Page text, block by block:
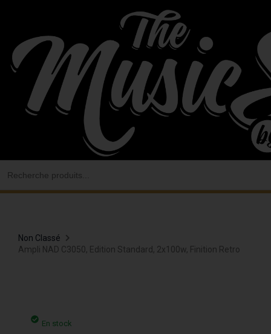
contenu
Non Classé
Ampli NAD C3050, Edition Standard, 2x100w, Finition Retro
En stock